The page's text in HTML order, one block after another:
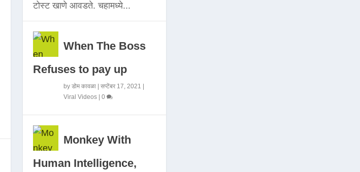
टोस्ट खाणे आवडते. चहामध्ये...
When The Boss
Refuses to pay up
by डोम कावळा| सप्टेंबर 17, 2021
Viral Videos| 0
Monkey With
Human Intelligence,